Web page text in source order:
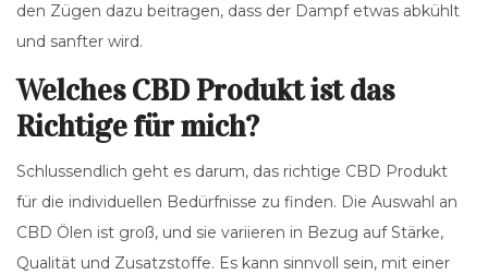
den Zügen dazu beitragen, dass der Dampf etwas abkühlt
und sanfter wird.
Welches CBD Produkt ist das
Richtige für mich?
Schlussendlich geht es darum, das richtige CBD Produkt
für die individuellen Bedürfnisse zu finden. Die Auswahl an
CBD Ölen ist groß, und sie variieren in Bezug auf Stärke,
Qualität und Zusatzstoffe. Es kann sinnvoll sein, mit einer